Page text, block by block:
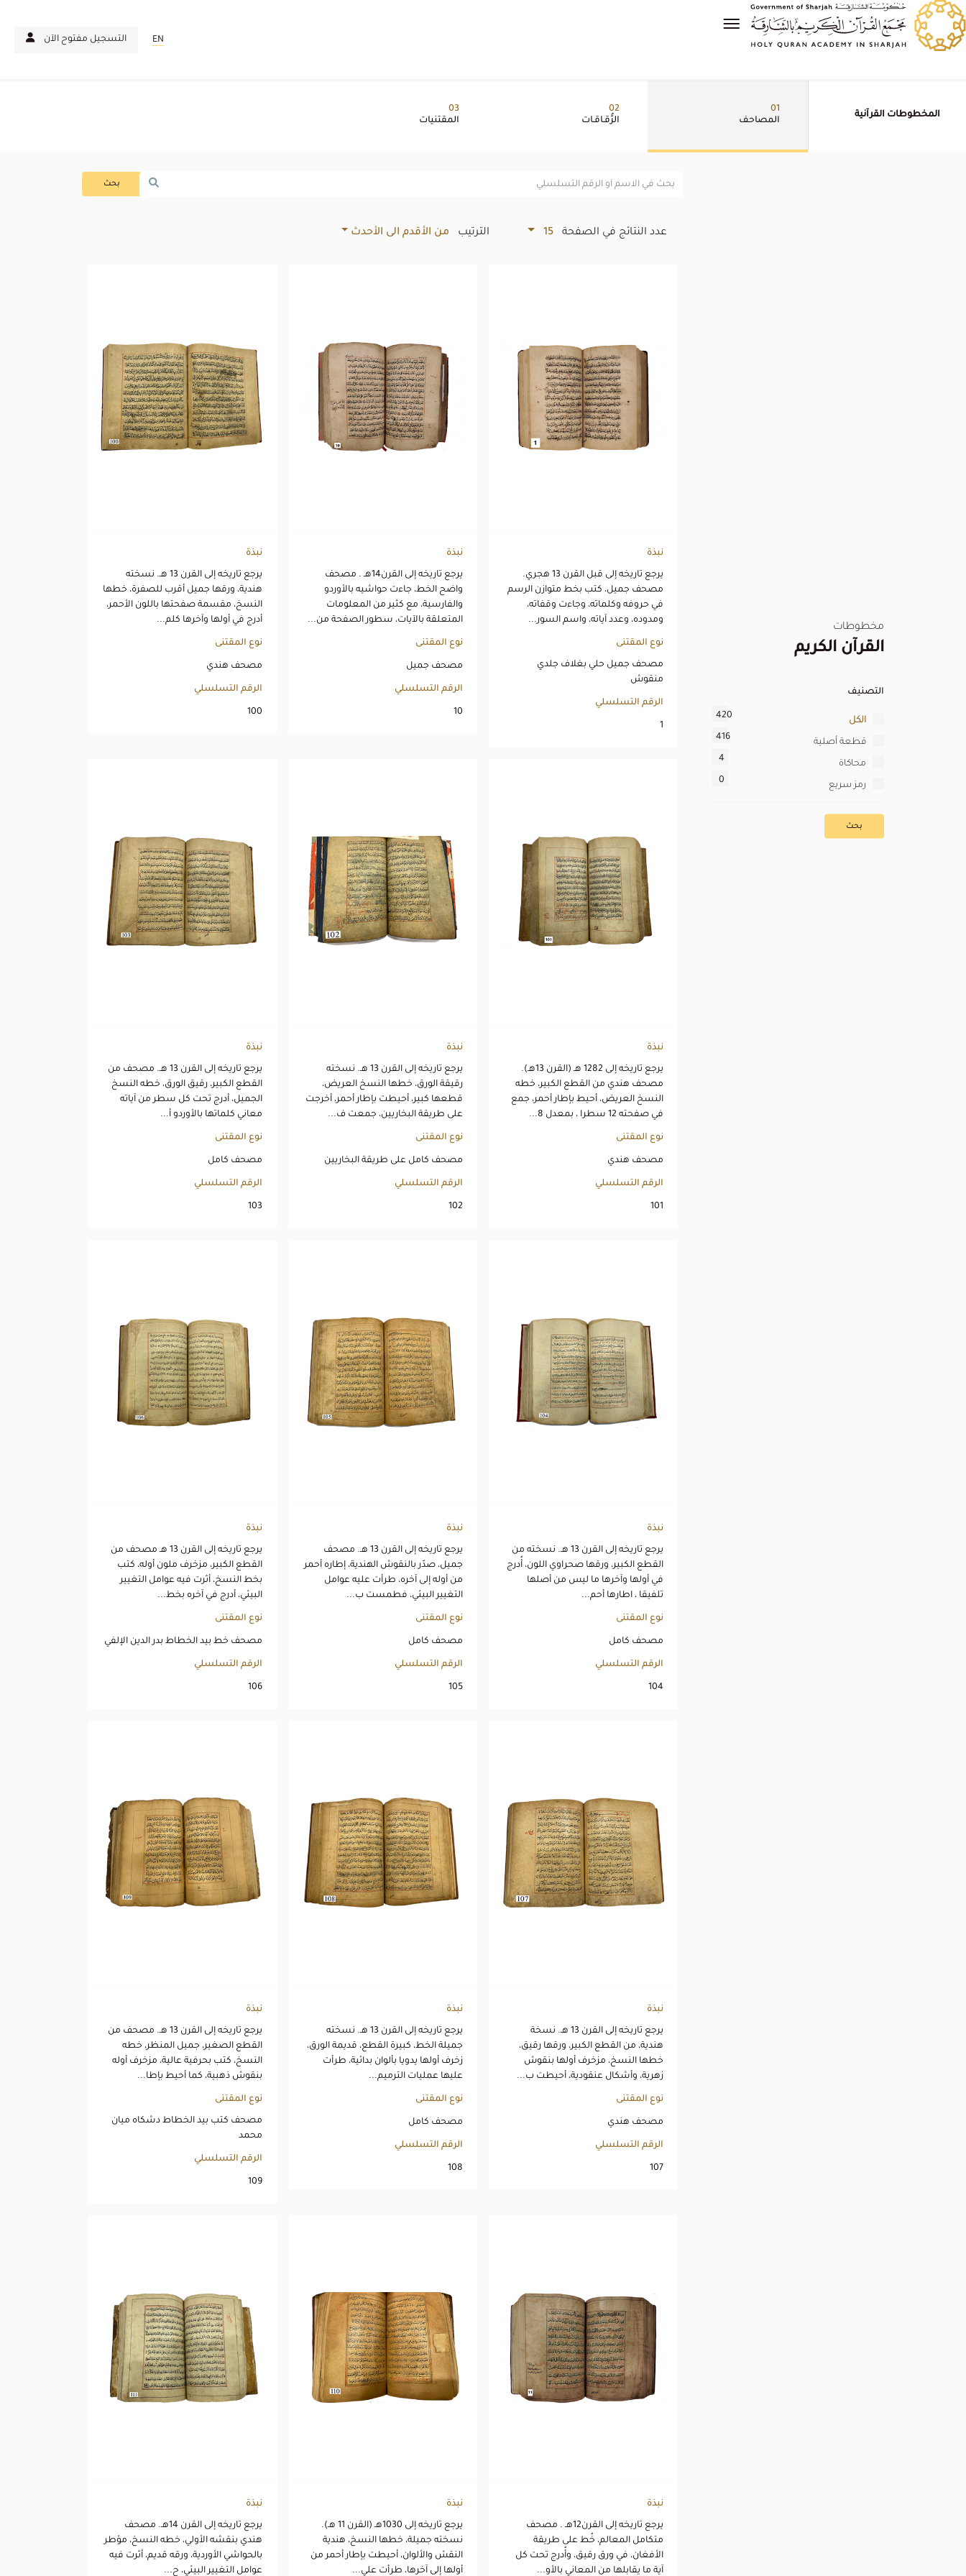
التسجيل مفتوح الآن EN
المخطوطات القرآنية
01
المصاحف
02
الرُّقـاقـات
03
المقتنيات
مخطوطات
القرآن الكريم
التصنيف
420
الكل
416
قطعة أصلية
4
محاكاة
0
رمز سريع
بحث
بحث
الترتيب من الأقدم الى الأحدث عدد النتائج في الصفحة 15
نبذة
يرجع تاريخه إلى قبل القرن 13 هجري.
مصحف جميل، كتب بخط متوازن الرسم
في حروفه وكلماته، وجاءت وقفاته،
ومدوده، وعدد آياته، واسم السور...
نوع المقتنى
مصحف جميل حلي بغلاف جلدي
منقوش
الرقم التسلسلي
1
نبذة
يرجع تاريخه إلى القرن14هـ . مصحف
واضح الخط، جاءت حواشيه بالأوردو
والفارسية، مع كثير من المعلومات
المتعلقة بالآيات، سطور الصفحة من...
نوع المقتنى
مصحف جميل
الرقم التسلسلي
10
نبذة
يرجع تاريخه إلى القرن 13 هـ. نسخته
هندية، ورقها جميل أقرب للصفرة، خطها
النسخ، مقسمة صفحتها باللون الأحمر،
أدرج في أولها وآخرها كلم...
نوع المقتنى
مصحف هندي
الرقم التسلسلي
100
نبذة
يرجع تاريخه إلى 1282 هـ (القرن 13هـ).
مصحف هندي من القطع الكبير، خطه
النسخ العريض، أحيط بإطار أحمر، جمع
في صفحته 12 سطرا ، بمعدل 8...
نوع المقتنى
مصحف هندي
الرقم التسلسلي
101
نبذة
يرجع تاريخه إلى القرن 13 هـ. نسخته
رقيقة الورق، خطها النسخ العريض،
قطعها كبير، أحيطت بإطار أحمر، أخرجت
على طريقة البخاريين، جمعت ف...
نوع المقتنى
مصحف كامل على طريقة البخاريين
الرقم التسلسلي
102
نبذة
يرجع تاريخه إلى القرن 13 هـ. مصحف من
القطع الكبير، رقيق الورق، خطه النسخ
الجميل، أدرج تحت كل سطر من آياته
معاني كلماتها بالأوردو أ...
نوع المقتنى
مصحف كامل
الرقم التسلسلي
103
نبذة
يرجع تاريخه إلى القرن 13 هـ. نسخته من
القطع الكبير، ورقها صحراوي اللون، أُدرج
في أولها وآخرها ما ليس من أصلها
تلفيقا ، اطارها أحم...
نوع المقتنى
مصحف كامل
الرقم التسلسلي
104
نبذة
يرجع تاريخه إلى القرن 13 هـ. مصحف
جميل، صدّر بالنقوش الهندية، إطاره أحمر
من أوله إلى آخره، طرأت عليه عوامل
التغيير البيئي، فطمست ب...
نوع المقتنى
مصحف كامل
الرقم التسلسلي
105
نبذة
يرجع تاريخه إلى القرن 13 هـ مصحف من
القطع الكبير، مزخرف ملون أوله، كتب
بخط النسخ، أثرت فيه عوامل التغيير
البيئي، أدرج في آخره بخط...
نوع المقتنى
مصحف خط بيد الخطاط بدر الدين الإلفي
الرقم التسلسلي
106
نبذة
يرجع تاريخه إلى القرن 13 هـ. نسخة
هندية، من القطع الكبير، ورقها رقيق،
خطها النسخ، مزخرف أولها بنقوش
زهرية، وأشكال عنقودية، أحيطت ب...
نوع المقتنى
مصحف هندي
الرقم التسلسلي
107
نبذة
يرجع تاريخه إلى القرن 13 هـ. نسخته
جميلة الخط، كبيرة القطع، قديمة الورق،
زخرف أولها يدويا بألوان بدائية، طرأت
عليها عمليات الترميم...
نوع المقتنى
مصحف كامل
الرقم التسلسلي
108
نبذة
يرجع تاريخه إلى القرن 13 هـ. مصحف من
القطع الصغير، جميل المنظر، خطه
النسخ، كتب بحرفية عالية، مزخرف أوله
بنقوش ذهبية، كما أحيط بإطا...
نوع المقتنى
مصحف كتب بيد الخطاط دشكاه ميان
محمد
الرقم التسلسلي
109
نبذة
يرجع تاريخه إلى القرن12هـ . مصحف
متكامل المعالم، خُط على طريقة
الأفغان، في ورق رقيق، وأُدرج تحت كل
آية ما يقابلها من المعاني بالأو...
نبذة
يرجع تاريخه إلى 1030هـ (القرن 11 هـ).
نسخته جميلة، خطها النسخ، هندية
النقش والألوان، أحيطت بإطار أحمر من
أولها إلى آخرها، طرأت علي...
نبذة
يرجع تاريخه إلى القرن 14هـ. مصحف
هندي بنقشه الأولي، خطه النسخ، مؤطر
بالحواشي الأوردية، ورقه قديم، أثرت فيه
عوامل التغيير البيئي، ح...